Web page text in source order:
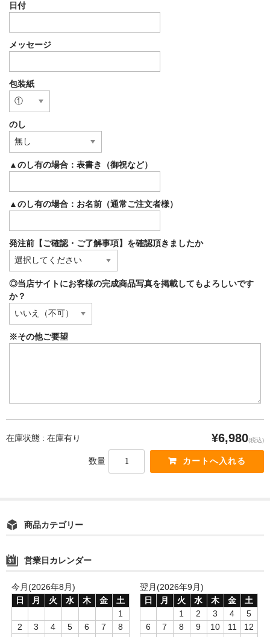
日付
メッセージ
包装紙
のし
▲のし有の場合：表書き（御祝など）
▲のし有の場合：お名前（通常ご注文者様）
発注前【ご確認・ご了解事項】を確認頂きましたか
◎当店サイトにお客様の完成商品写真を掲載してもよろしいです
か？
※その他ご要望
在庫状態 : 在庫有り ¥6,980(税込)
数量
商品カテゴリー
営業日カレンダー
今月(2026年8月)
日
月 火 水 木 金
土
1
2
3 4 5 6 7
8
翌月(2026年9月)
日
月 火 水 木 金
土
1
2 3 4
5
6
7 8 9 10 11
12